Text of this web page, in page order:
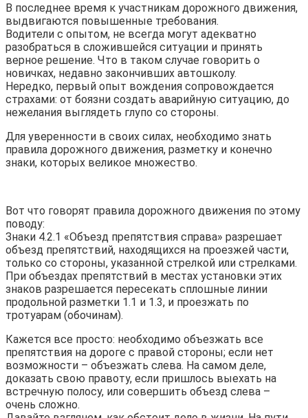
В последнее время к участникам дорожного движения,
выдвигаются повышенные требования.
Водители с опытом, не всегда могут адекватно
разобраться в сложившейся ситуации и принять
верное решение. Что в таком случае говорить о
новичках, недавно закончивших автошколу.
Нередко, первый опыт вождения сопровождается
страхами: от боязни создать аварийную ситуацию, до
нежелания выглядеть глупо со стороны.
Для уверенности в своих силах, необходимо знать
правила дорожного движения, разметку и конечно
знаки, которых великое множество.
Вот что говорят правила дорожного движения по этому
поводу:
Знаки 4.2.1 «Объезд препятствия справа» разрешает
объезд препятствий, находящихся на проезжей части,
только со стороны, указанной стрелкой или стрелками.
При объездах препятствий в местах установки этих
знаков разрешается пересекать сплошные линии
продольной разметки 1.1 и 1.3, и проезжать по
тротуарам (обочинам).
Кажется все просто: необходимо объезжать все
препятствия на дороге с правой стороны; если нет
возможности – объезжать слева. На самом деле,
доказать свою правоту, если пришлось выехать на
встречную полосу, или совершить объезд слева –
очень сложно.